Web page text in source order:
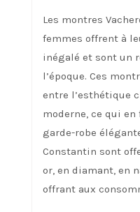
Les montres
femmes offrent à
inégalé et sont un
l’époque. Ces
entre l’esthétique
moderne, ce qui
garde-robe
Constantin sont
or, en diamant, en
offrant aux